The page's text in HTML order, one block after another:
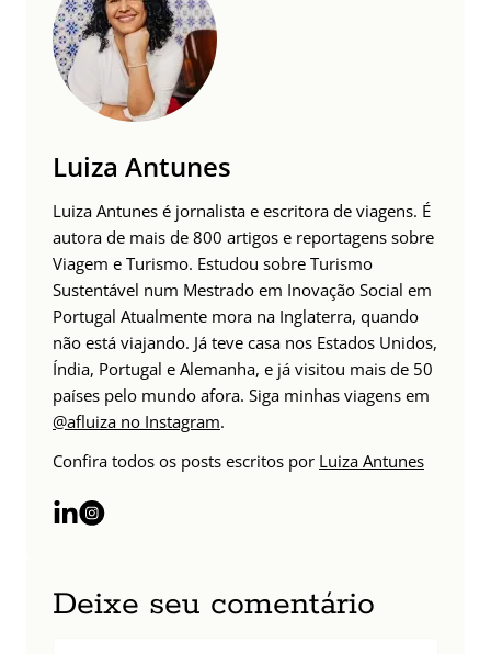
Luiza Antunes
Luiza Antunes é jornalista e escritora de viagens. É
autora de mais de 800 artigos e reportagens sobre
Viagem e Turismo. Estudou sobre Turismo
Sustentável num Mestrado em Inovação Social em
Portugal Atualmente mora na Inglaterra, quando
não está viajando. Já teve casa nos Estados Unidos,
Índia, Portugal e Alemanha, e já visitou mais de 50
países pelo mundo afora. Siga minhas viagens em
@afluiza no Instagram.
Confira todos os posts escritos por Luiza Antunes
Deixe seu comentário